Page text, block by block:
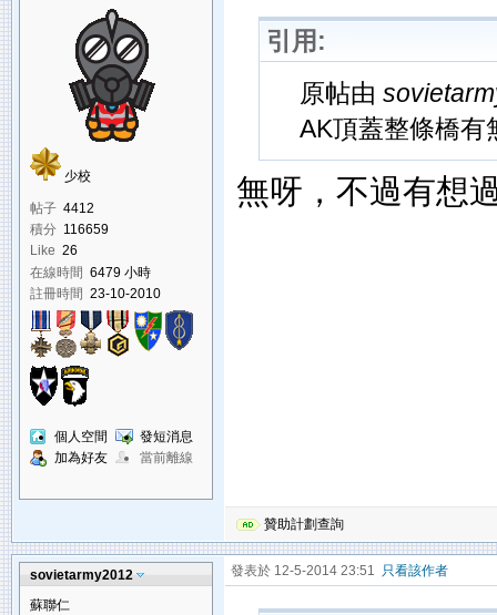
少校
帖子 4412
積分 116659
Like 26
在線時間 6479 小時
註冊時間 23-10-2010
個人空間
發短消息
加為好友
當前離線
引用:
原帖由
AK頂蓋整條橋有
無呀，不過有想
贊助計劃查詢
sovietarmy2012
蘇聯仁
發表於 12-5-2014 23:51 只看該作者